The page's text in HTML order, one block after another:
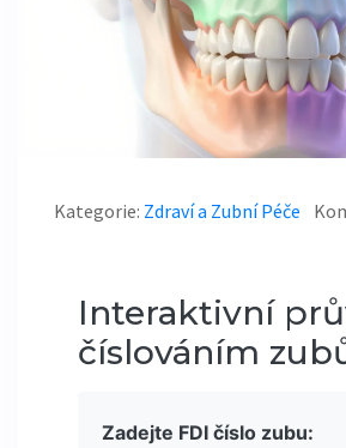
Kategorie: Zdraví a Zubní Péče
Interaktivní
číslováním
Zadejte FDI číslo zubu: